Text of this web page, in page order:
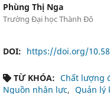
Phùng Thị Nga
Trường Đại học Thành Đô
DOI: https://doi.org/
TỪ KHÓA: Chất lượng
Nguồn nhân lực
Quản lý